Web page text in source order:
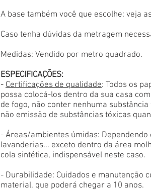
A base também você que escolhe: veja
Caso tenha dúvidas da metragem
Medidas: Vendido por metro quadrado.
ESPECIFICAÇÕES:
- Certificações de qualidade: Todos os
possa colocá-los dentro da sua casa
de fogo, não conter nenhuma
não emissão de substâncias tóxicas
- Áreas/ambientes úmidas:
lavanderias... exceto dentro da área
cola sintética, indispensável neste caso.
- Durabilidade: Cuidados e manutenção
material, que poderá chegar a 10 anos.